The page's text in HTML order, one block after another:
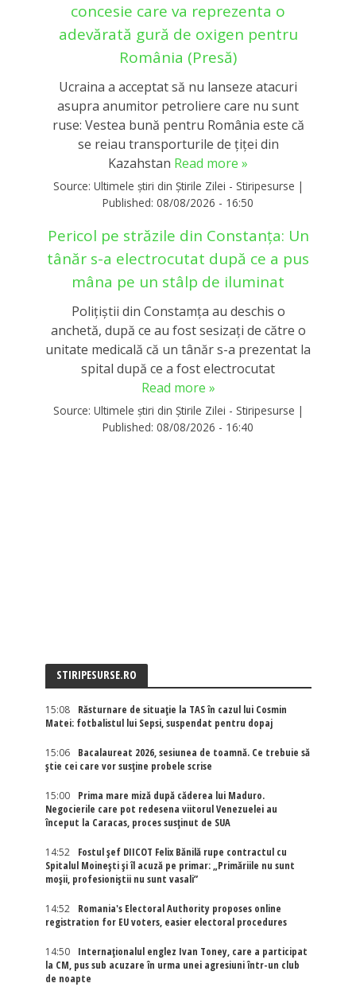
concesie care va reprezenta o
adevărată gură de oxigen pentru
România (Presă)
Ucraina a acceptat să nu lanseze atacuri
asupra anumitor petroliere care nu sunt
ruse: Vestea bună pentru România este că
se reiau transporturile de țiței din
Kazahstan Read more »
Source: Ultimele știri din Știrile Zilei - Stiripesurse |
Published: 08/08/2026 - 16:50
Pericol pe străzile din Constanţa: Un
tânăr s-a electrocutat după ce a pus
mâna pe un stâlp de iluminat
Poliţiştii din Constamţa au deschis o
anchetă, după ce au fost sesizaţi de către o
unitate medicală că un tânăr s-a prezentat la
spital după ce a fost electrocutat
Read more »
Source: Ultimele știri din Știrile Zilei - Stiripesurse |
Published: 08/08/2026 - 16:40
STIRIPESURSE.RO
15:08
Răsturnare de situație la TAS în cazul lui Cosmin
Matei: fotbalistul lui Sepsi, suspendat pentru dopaj
15:06
Bacalaureat 2026, sesiunea de toamnă. Ce trebuie să
știe cei care vor susține probele scrise
15:00
Prima mare miză după căderea lui Maduro.
Negocierile care pot redesena viitorul Venezuelei au
început la Caracas, proces susținut de SUA
14:52
Fostul șef DIICOT Felix Bănilă rupe contractul cu
Spitalul Moinești și îl acuză pe primar: „Primăriile nu sunt
moșii, profesioniștii nu sunt vasali”
14:52
Romania's Electoral Authority proposes online
registration for EU voters, easier electoral procedures
14:50
Internaţionalul englez Ivan Toney, care a participat
la CM, pus sub acuzare în urma unei agresiuni într-un club
de noapte